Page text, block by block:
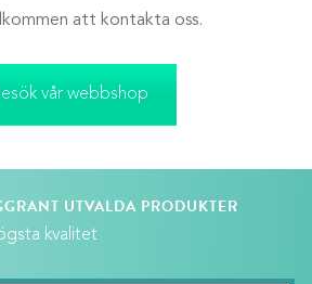
att kontakta oss.
vår webbshop
UTVALDA PRODUKTER
kvalitet